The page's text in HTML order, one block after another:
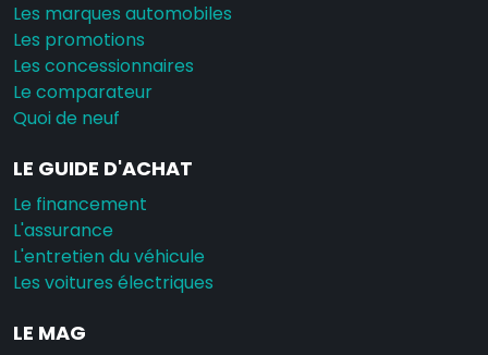
Les marques automobiles
Les promotions
Les concessionnaires
Le comparateur
Quoi de neuf
LE GUIDE D'ACHAT
Le financement
L'assurance
L'entretien du véhicule
Les voitures électriques
LE MAG